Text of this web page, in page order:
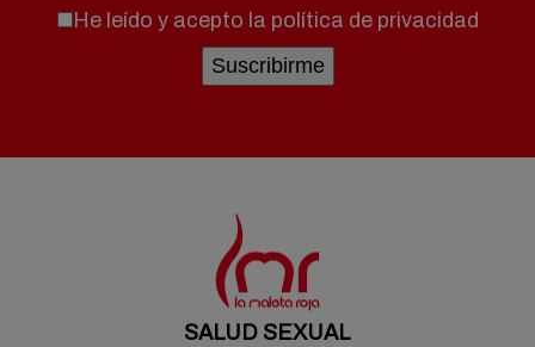
He leído y acepto la política de privacidad
SALUD SEXUAL